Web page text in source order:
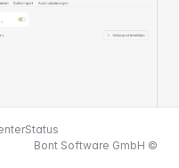
Status
Bont Software GmbH ©